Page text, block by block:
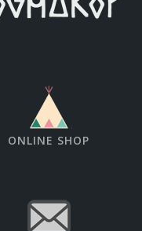
ONLINE SHOP